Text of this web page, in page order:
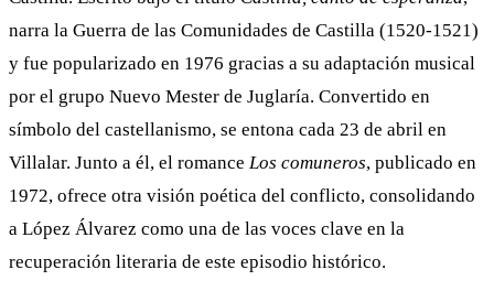
narra la Guerra de las Comunidades de Castilla (1520-1521)
y fue popularizado en 1976 gracias a su adaptación musical
por el grupo Nuevo Mester de Juglaría. Convertido en
símbolo del castellanismo, se entona cada 23 de abril en
Villalar. Junto a él, el romance Los comuneros, publicado en
1972, ofrece otra visión poética del conflicto, consolidando
a López Álvarez como una de las voces clave en la
recuperación literaria de este episodio histórico.